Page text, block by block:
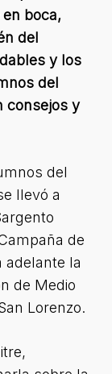
boca,
del
y los
del
consejos y
del
llevó a
de
adelante la
de Medio
Lorenzo.